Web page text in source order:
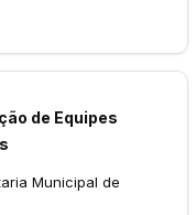
de Equipes
Municipal de